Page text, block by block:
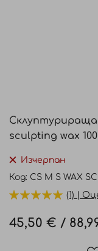
началото
на
галерия
със
Склуптурираща
sculpting wax
Изчерпан
Код CS M S WAX SC
(1) |
45,50 € /